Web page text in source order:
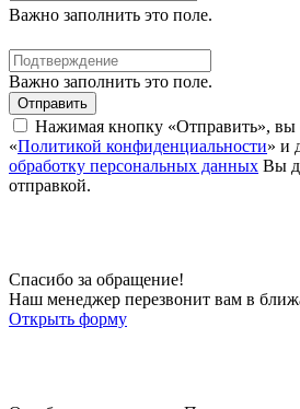
Важно заполнить это поле.
Важно заполнить это поле.
Отправить
Нажимая кнопку «Отправить», вы
«Политикой конфиденциальности» и
обработку персональных данных Вы
отправкой.
Спасибо за обращение!
Наш менеджер перезвонит вам в
Открыть форму